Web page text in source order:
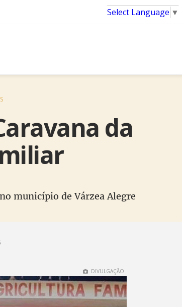
Select Language ▼
da
município de Várzea Alegre
DIVULGAÇÃO